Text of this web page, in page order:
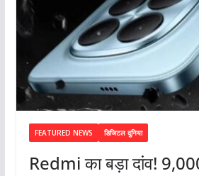
FEATURED NEWS डिजिटल दुनिया
Redmi का बड़ा दांव!